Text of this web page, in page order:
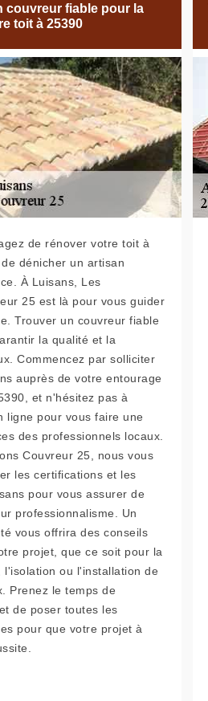
couvreur fiable pour la
toit à 25390
de rénover votre toit à
dénicher un artisan
À Luisans, Les
25 est là pour vous guider
Trouver un couvreur fiable
la qualité et la
Commencez par solliciter
auprès de votre entourage
et n'hésitez pas à
ligne pour vous faire une
des professionnels locaux.
Couvreur 25, nous vous
les certifications et les
pour vous assurer de
professionnalisme. Un
vous offrira des conseils
projet, que ce soit pour la
l'isolation ou l'installation de
Prenez le temps de
de poser toutes les
pour que votre projet à